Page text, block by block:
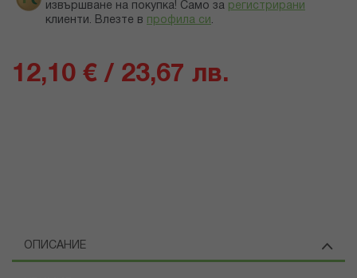
извършване на покупка! Само за регистрирани
клиенти. Влезте в профила си .
12,10 € / 23,67 лв.
ОПИСАНИЕ